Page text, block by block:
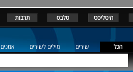
היטליסט סלבס תרבות
הכל שירים מילים לשירים אמנים